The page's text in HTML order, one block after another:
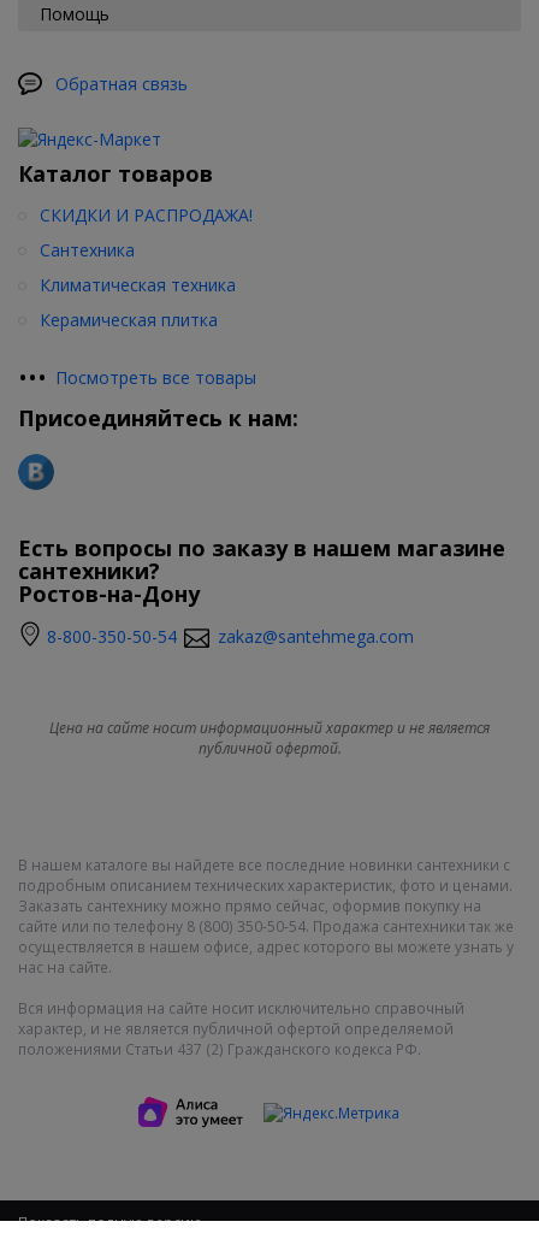
Помощь
Обратная связь
Каталог товаров
СКИДКИ И РАСПРОДАЖА!
Сантехника
Климатическая техника
Керамическая плитка
••• Посмотреть все товары
Присоединяйтесь к нам:
Есть вопросы по заказу в нашем магазине
сантехники?
Ростов-на-Дону
8-800-350-50-54 zakaz@santehmega.com
Цена на сайте носит информационный характер и не является
публичной офертой.
В нашем каталоге вы найдете все последние новинки сантехники с
подробным описанием технических характеристик, фото и ценами.
Заказать сантехнику можно прямо сейчас, оформив покупку на
сайте или по телефону 8 (800) 350-50-54. Продажа сантехники так же
осуществляется в нашем офисе, адрес которого вы можете узнать у
нас на сайте.
Вся информация на сайте носит исключительно справочный
характер, и не является публичной офертой определяемой
положениями Статьи 437 (2) Гражданского кодекса РФ.
Показать полную версию